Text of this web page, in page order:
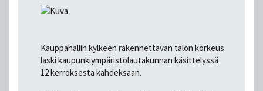
Kauppahallin kylkeen rakennettavan talon korkeus
laski kaupunkiympäristölautakunnan käsittelyssä
12 kerroksesta kahdeksaan.